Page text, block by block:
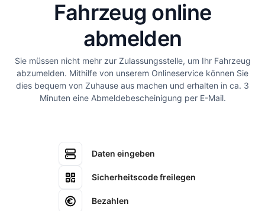
Fahrzeug online
abmelden
Sie müssen nicht mehr zur Zulassungsstelle, um Ihr Fahrzeug
abzumelden. Mithilfe von unserem Onlineservice können Sie
dies bequem von Zuhause aus machen und erhalten in ca. 3
Minuten eine Abmeldebescheinigung per E-Mail.
Daten eingeben
Sicherheitscode freilegen
Bezahlen